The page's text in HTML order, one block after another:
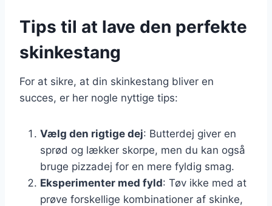
Tips til at lave den perfekte
skinkestang
For at sikre, at din skinkestang bliver en
succes, er her nogle nyttige tips:
Vælg den rigtige dej: Butterdej giver en
sprød og lækker skorpe, men du kan også
bruge pizzadej for en mere fyldig smag.
Eksperimenter med fyld: Tøv ikke med at
prøve forskellige kombinationer af skinke,